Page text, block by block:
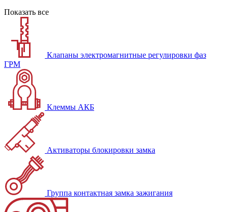
Показать все
Клапаны электромагнитные регулировки фаз
ГРМ
Клеммы АКБ
Активаторы блокировки замка
Группа контактная замка зажигания